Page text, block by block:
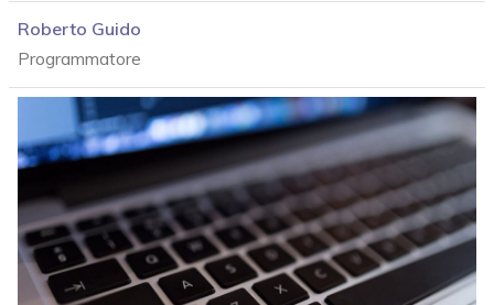
Roberto Guido
Programmatore